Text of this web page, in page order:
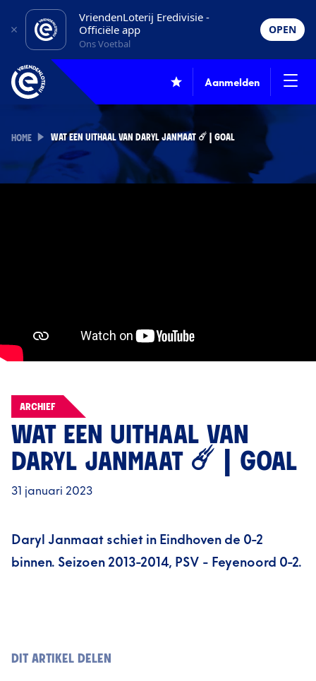
VriendenLoterij Eredivisie -
Officiële app
Ons Voetbal
OPEN
Aanmelden
HOME WAT EEN UITHAAL VAN DARYL JANMAAT ☄️ | GOAL
ARCHIEF
WAT EEN UITHAAL VAN
DARYL JANMAAT ☄️ | GOAL
31 januari 2023
Daryl Janmaat schiet in Eindhoven de 0-2
binnen. Seizoen 2013-2014, PSV - Feyenoord 0-2.
DIT ARTIKEL DELEN